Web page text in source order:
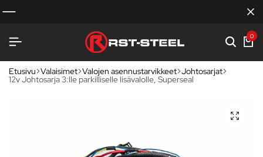
0
Etusivu Valaisimet Valojen asennustarvikkeet Johtosarjat
12v Johtosarja 3:lle parkilliselle lisävalolle, Superseal